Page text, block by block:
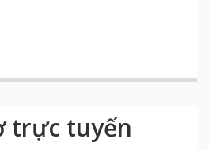
trực tuyến